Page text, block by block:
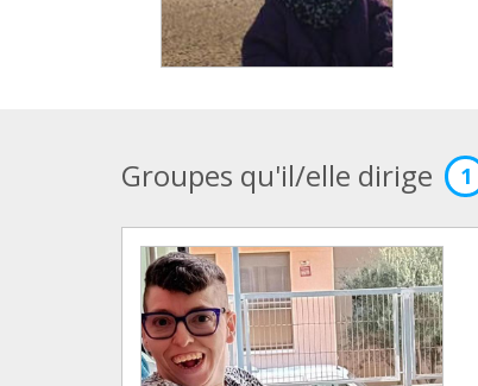
Groupes qu'il/elle dirige 1